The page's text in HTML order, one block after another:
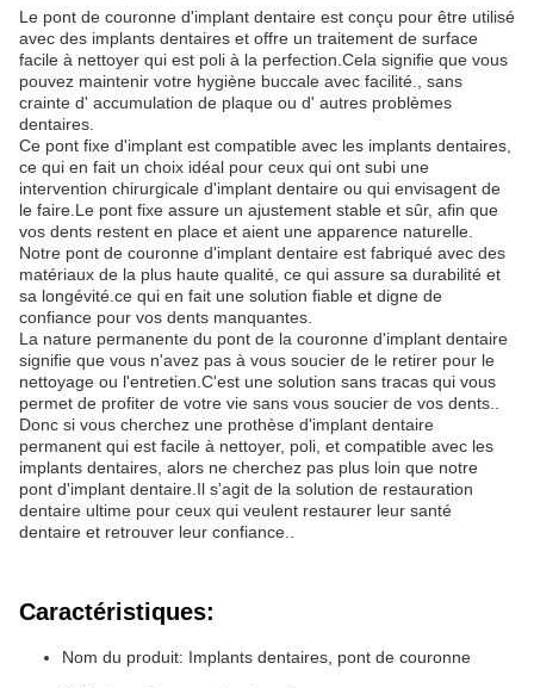
Le pont de couronne d'implant dentaire est conçu pour être utilisé
avec des implants dentaires et offre un traitement de surface
facile à nettoyer qui est poli à la perfection.Cela signifie que vous
pouvez maintenir votre hygiène buccale avec facilité., sans
crainte d' accumulation de plaque ou d' autres problèmes
dentaires.
Ce pont fixe d'implant est compatible avec les implants dentaires,
ce qui en fait un choix idéal pour ceux qui ont subi une
intervention chirurgicale d'implant dentaire ou qui envisagent de
le faire.Le pont fixe assure un ajustement stable et sûr, afin que
vos dents restent en place et aient une apparence naturelle.
Notre pont de couronne d'implant dentaire est fabriqué avec des
matériaux de la plus haute qualité, ce qui assure sa durabilité et
sa longévité.ce qui en fait une solution fiable et digne de
confiance pour vos dents manquantes.
La nature permanente du pont de la couronne d'implant dentaire
signifie que vous n'avez pas à vous soucier de le retirer pour le
nettoyage ou l'entretien.C'est une solution sans tracas qui vous
permet de profiter de votre vie sans vous soucier de vos dents..
Donc si vous cherchez une prothèse d'implant dentaire
permanent qui est facile à nettoyer, poli, et compatible avec les
implants dentaires, alors ne cherchez pas plus loin que notre
pont d'implant dentaire.Il s'agit de la solution de restauration
dentaire ultime pour ceux qui veulent restaurer leur santé
dentaire et retrouver leur confiance..
Caractéristiques:
Nom du produit: Implants dentaires, pont de couronne